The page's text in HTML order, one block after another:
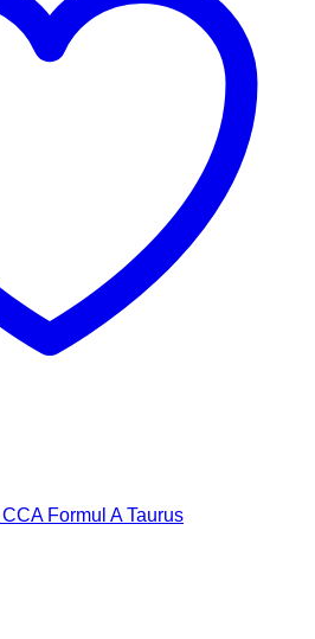
Formul A Taurus